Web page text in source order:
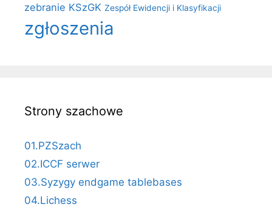
zebranie KSzGK Zespół Ewidencji i Klasyfikacji
zgłoszenia
Strony szachowe
01.PZSzach
02.ICCF serwer
03.Syzygy endgame tablebases
04.Lichess